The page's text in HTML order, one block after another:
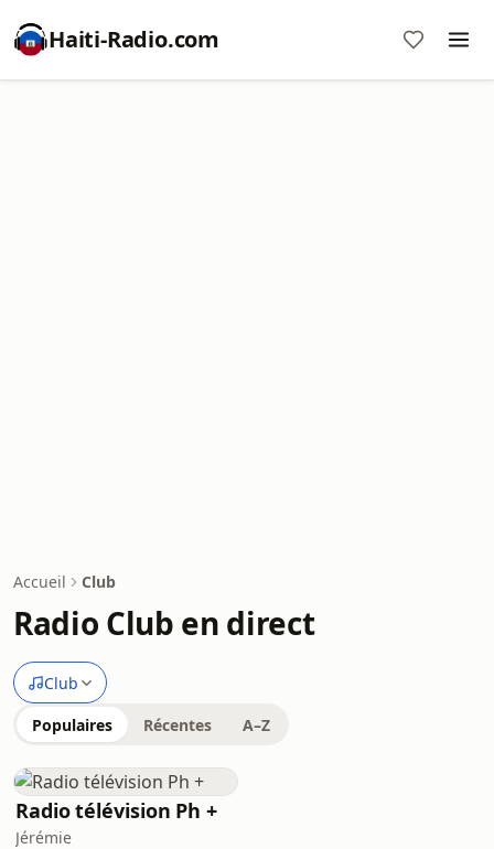
Haiti-Radio.com
Accueil Club
Radio Club en direct
Club
Populaires Récentes A–Z
Radio télévision Ph +
Jérémie